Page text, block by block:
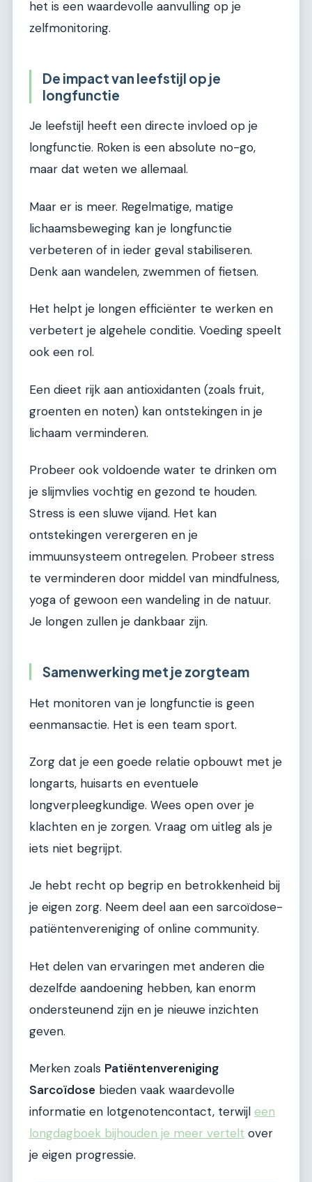
het is een waardevolle aanvulling op je
zelfmonitoring.
De impact van leefstijl op je
longfunctie
Je leefstijl heeft een directe invloed op je
longfunctie. Roken is een absolute no-go,
maar dat weten we allemaal.
Maar er is meer. Regelmatige, matige
lichaamsbeweging kan je longfunctie
verbeteren of in ieder geval stabiliseren.
Denk aan wandelen, zwemmen of fietsen.
Het helpt je longen efficiënter te werken en
verbetert je algehele conditie. Voeding speelt
ook een rol.
Een dieet rijk aan antioxidanten (zoals fruit,
groenten en noten) kan ontstekingen in je
lichaam verminderen.
Probeer ook voldoende water te drinken om
je slijmvlies vochtig en gezond te houden.
Stress is een sluwe vijand. Het kan
ontstekingen verergeren en je
immuunsysteem ontregelen. Probeer stress
te verminderen door middel van mindfulness,
yoga of gewoon een wandeling in de natuur.
Je longen zullen je dankbaar zijn.
Samenwerking met je zorgteam
Het monitoren van je longfunctie is geen
eenmansactie. Het is een team sport.
Zorg dat je een goede relatie opbouwt met je
longarts, huisarts en eventuele
longverpleegkundige. Wees open over je
klachten en je zorgen. Vraag om uitleg als je
iets niet begrijpt.
Je hebt recht op begrip en betrokkenheid bij
je eigen zorg. Neem deel aan een sarcoïdose-
patiëntenvereniging of online community.
Het delen van ervaringen met anderen die
dezelfde aandoening hebben, kan enorm
ondersteunend zijn en je nieuwe inzichten
geven.
Merken zoals Patiëntenvereniging
Sarcoïdose bieden vaak waardevolle
informatie en lotgenotencontact, terwijl een
longdagboek bijhouden je meer vertelt over
je eigen progressie.